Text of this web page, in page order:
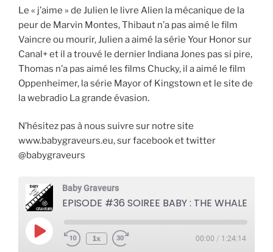
Le « j’aime » de Julien le livre Alien la mécanique de la
peur de Marvin Montes, Thibaut n’a pas aimé le film
Vaincre ou mourir, Julien a aimé la série Your Honor sur
Canal+ et il a trouvé le dernier Indiana Jones pas si pire,
Thomas n’a pas aimé les films Chucky, il a aimé le film
Oppenheimer, la série Mayor of Kingstown et le site de
la webradio La grande évasion.
N’hésitez pas à nous suivre sur notre site
www.babygraveurs.eu, sur facebook et twitter
@babygraveurs
Baby Graveurs
EPISODE #36 SOIREE BABY : THE WHALE
Play
Episode
1x 00:00 / 1:24:14